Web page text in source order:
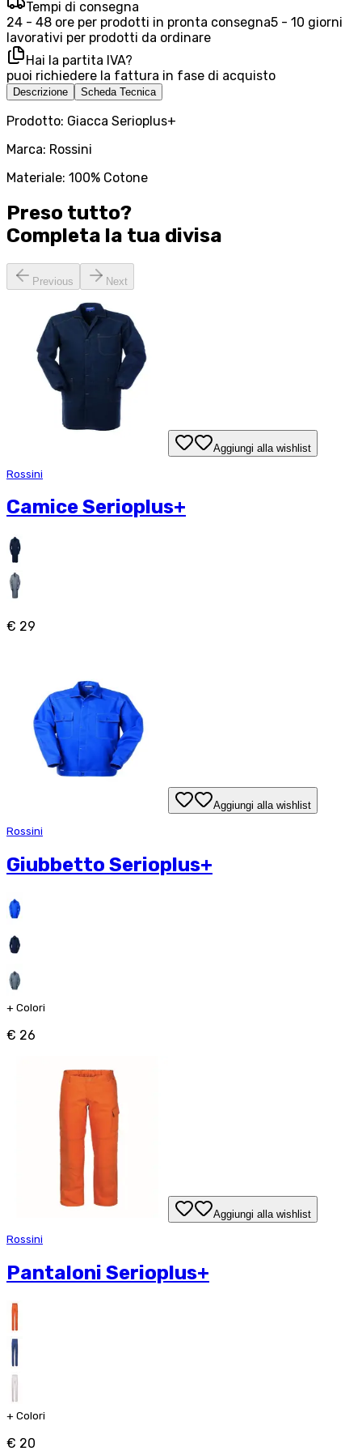
Tempi di consegna
24 - 48 ore per prodotti in pronta consegna5 - 10 giorni
lavorativi per prodotti da ordinare
Hai la partita IVA?
puoi richiedere la fattura in fase di acquisto
Descrizione Scheda Tecnica
Prodotto: Giacca Serioplus+
Marca: Rossini
Materiale: 100% Cotone
Preso tutto?
Completa la tua divisa
Previous Next
Aggiungi alla wishlist
Rossini
Camice Serioplus+
€ 29
Aggiungi alla wishlist
Rossini
Giubbetto Serioplus+
+ Colori
€ 26
Aggiungi alla wishlist
Rossini
Pantaloni Serioplus+
+ Colori
€ 20